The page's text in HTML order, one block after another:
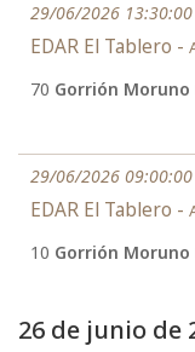
29/06/2026 13:30:00
EDAR El Tablero -
70 Gorrión Moruno
29/06/2026 09:00:00
EDAR El Tablero -
10 Gorrión Moruno
26 de junio de